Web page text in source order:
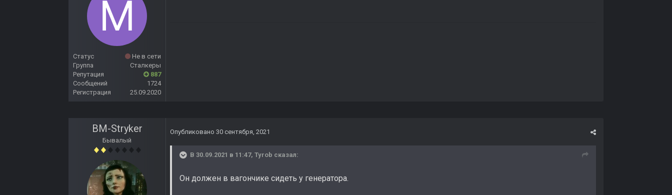
Статус
Не в сети
Группа
Сталкеры
Репутация
887
Сообщений
1724
Регистрация
25.09.2020
BM-Stryker
Бывалый
Опубликовано 30 сентября, 2021
В 30.09.2021 в 11:47, Tyrob сказал:
Он должен в вагончике сидеть у генератора.